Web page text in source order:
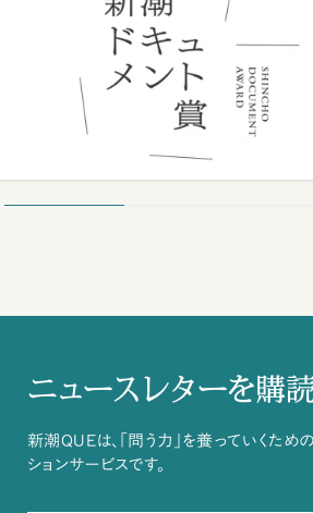
ニュースレターを購
新潮QUEは、「問う力」を養っていくため
ションサービスです。